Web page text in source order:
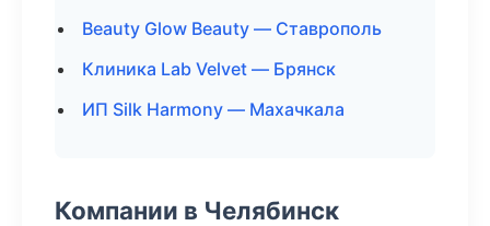
Beauty Glow Beauty — Ставрополь
Клиника Lab Velvet — Брянск
ИП Silk Harmony — Махачкала
Компании в Челябинск